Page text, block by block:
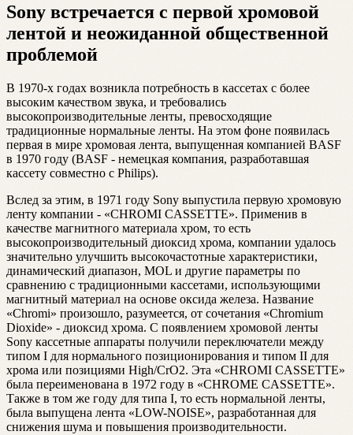
Sony встречается с первой хромовой
лентой и неожиданной общественной
проблемой
В 1970-х годах возникла потребность в кассетах с более
высоким качеством звука, и требовались
высокопроизводительные ленты, превосходящие
традиционные нормальные ленты. На этом фоне появилась
первая в мире хромовая лента, выпущенная компанией BASF
в 1970 году (BASF - немецкая компания, разработавшая
кассету совместно с Philips).
Вслед за этим, в 1971 году Sony выпустила первую хромовую
ленту компании - «CHROMI CASSETTE». Применив в
качестве магнитного материала хром, то есть
высокопроизводительный диоксид хрома, компании удалось
значительно улучшить высокочастотные характеристики,
динамический диапазон, MOL и другие параметры по
сравнению с традиционными кассетами, использующими
магнитный материал на основе оксида железа. Название
«Chromi» произошло, разумеется, от сочетания «Chromium
Dioxide» - диоксид хрома. С появлением хромовой ленты
Sony кассетные аппараты получили переключатели между
типом I для нормального позиционирования и типом II для
хрома или позициями High/CrO2. Эта «CHROMI CASSETTE»
была переименована в 1972 году в «CHROME CASSETTE».
Также в том же году для типа I, то есть нормальной ленты,
была выпущена лента «LOW-NOISE», разработанная для
снижения шума и повышения производительности.